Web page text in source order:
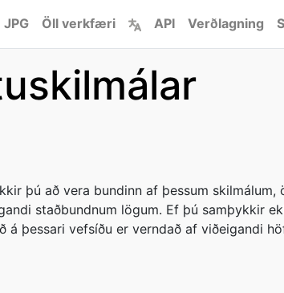
JPG Öll verkfæri API Verðlagning
þú að vera bundinn af þessum skilmálum,
staðbundnum lögum. Ef þú samþykkir
á þessari vefsíðu er verndað af viðeigandi